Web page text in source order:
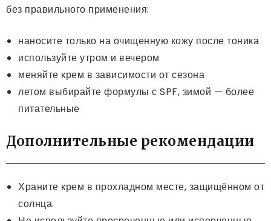
без правильного применения:
наносите только на очищенную кожу после тоника
используйте утром и вечером
меняйте крем в зависимости от сезона
летом выбирайте формулы с SPF, зимой — более
питательные
Дополнительные рекомендации
Храните крем в прохладном месте, защищённом от
солнца.